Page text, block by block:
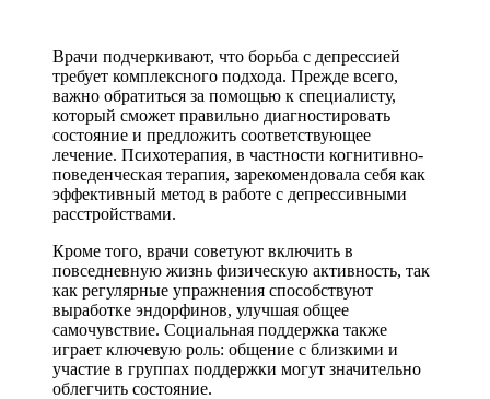
Врачи подчеркивают, что борьба с депрессией
требует комплексного подхода. Прежде всего,
важно обратиться за помощью к специалисту,
который сможет правильно диагностировать
состояние и предложить соответствующее
лечение. Психотерапия, в частности когнитивно-
поведенческая терапия, зарекомендовала себя как
эффективный метод в работе с депрессивными
расстройствами.
Кроме того, врачи советуют включить в
повседневную жизнь физическую активность, так
как регулярные упражнения способствуют
выработке эндорфинов, улучшая общее
самочувствие. Социальная поддержка также
играет ключевую роль: общение с близкими и
участие в группах поддержки могут значительно
облегчить состояние.